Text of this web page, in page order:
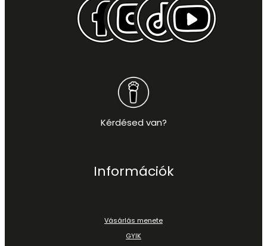
Kérdésed van?
Információk
Vásárlás menete
GYIK